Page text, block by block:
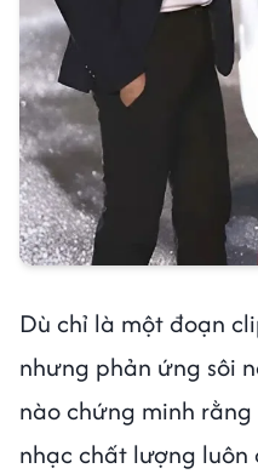
Dù chỉ là một đoạn
nhưng phản ứng sôi
nào chứng minh
nhạc chất lượng luôn